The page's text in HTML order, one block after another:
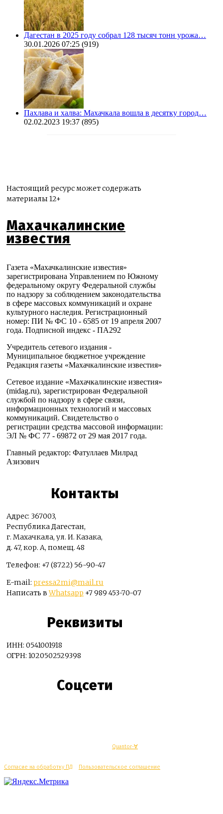
Дагестан в 2025 году собрал 128 тысяч тонн урожа…
30.01.2026 07:25 (919)
Пахлава и халва: Махачкала вошла в десятку город…
02.02.2023 19:37 (895)
Настоящий ресурс может содержать
материалы 12+
Махачкалинские
известия
Газета «Махачкалинские известия»
зарегистрирована Управлением по Южному
федеральному округу Федеральной службы
по надзору за соблюдением законодательства
в сфере массовых коммуникаций и охране
культурного наследия. Регистрационный
номер: ПИ № ФС 10 - 6585 от 19 апреля 2007
года. Подписной индекс - ПА292
Учредитель сетевого издания -
Муниципальное бюджетное учреждение
Редакция газеты «Махачкалинские известия»
Сетевое издание «Махачкалинские известия»
(midag.ru), зарегистрирован Федеральной
службой по надзору в сфере связи,
информационных технологий и массовых
коммуникаций. Свидетельство о
регистрации средства массовой информации:
ЭЛ № ФС 77 - 69872 от 29 мая 2017 года.
Главный редактор: Фатуллаев Милрад
Азизович
Контакты
Адрес: 367003,
Республика Дагестан,
г. Махачкала, ул. И. Казака,
д. 47, кор. А, помещ. 48
Телефон: +7 (8722) 56-90-47
E-mail: pressa2mi@mail.ru
Написать вWhatsapp +7 989 453-70-07
Реквизиты
ИНН: 0541001918
ОГРН: 1020502529398
Соцсети
Quantor-∀
Согласие на обработку ПД Пользовательское соглашение